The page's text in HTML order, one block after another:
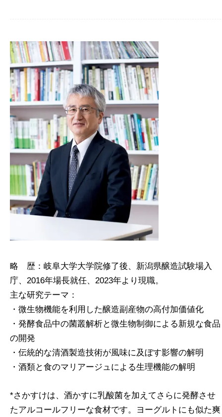
略 歴：岐阜大学大学院修了後、新潟県醸造試験場入
庁、2016年場長就任、2023年より現職。
主な研究テーマ：
・微生物機能を利用した醸造副産物の高付加価値化
・発酵食品中の菌叢解析と微生物制御による新規な食品
の開発
・伝統的な清酒製造技術が風味に及ぼす影響の解明
・酒類と食のマリアージュによる生理機能の解明
*さかすけは、酒かすに乳酸菌を加えてさらに発酵させ
たアルコールフリーな食材です。ヨーグルトにも似た爽